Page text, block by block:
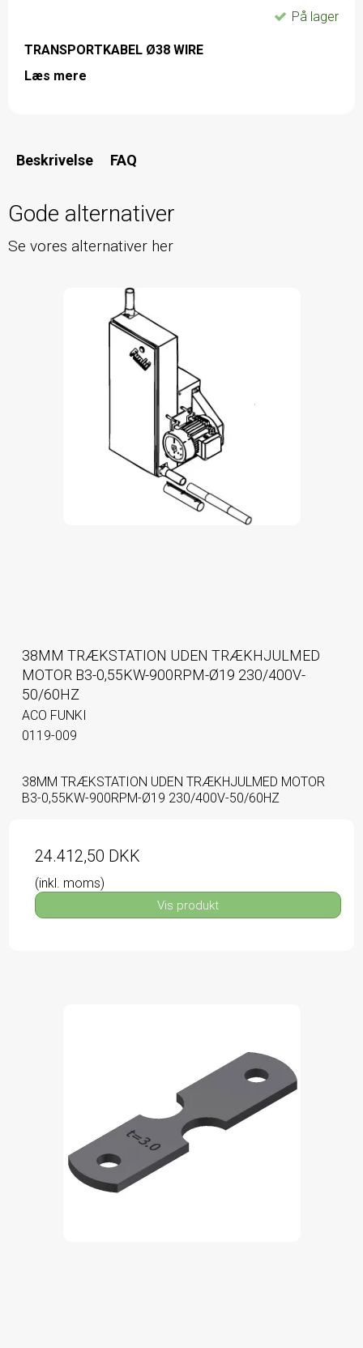
På lager
TRANSPORTKABEL Ø38 WIRE
Læs mere
Beskrivelse FAQ
Gode alternativer
Se vores alternativer her
38MM TRÆKSTATION UDEN TRÆKHJULMED
MOTOR B3-0,55KW-900RPM-Ø19 230/400V-
50/60HZ
ACO FUNKI
0119-009
38MM TRÆKSTATION UDEN TRÆKHJULMED MOTOR
B3-0,55KW-900RPM-Ø19 230/400V-50/60HZ
24.412,50 DKK
(inkl. moms)
Vis produkt